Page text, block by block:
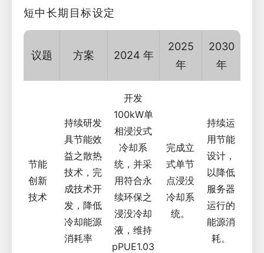
短中长期目标设定
议题 方案 2024 年
2025
年
2030
年
节能
创新
技术
持续研发
具节能效
益之散热
技术，完
成技术开
发，降低
冷却能源
消耗率
开发
100kW单
相浸没式
冷却系
统，并采
用符合永
续环保之
浸没冷却
液，维持
pPUE1.03
完成立
式单节
点浸没
冷却系
统。
持续运
用节能
设计，
以降低
服务器
运行的
能源消
耗。